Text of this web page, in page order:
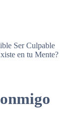
Ser Culpable
en tu Mente?